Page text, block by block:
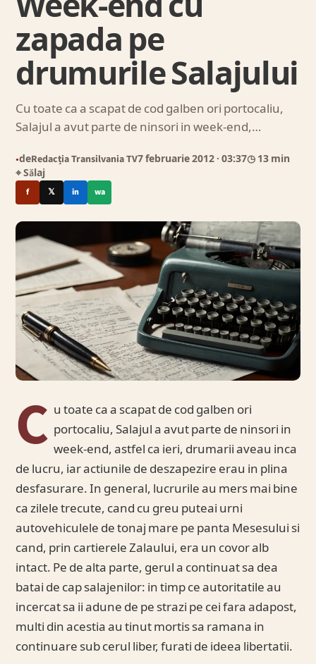
zapada pe
drumurile Salajului
Cu toate ca a scapat de cod galben ori portocaliu,
Salajul a avut parte de ninsori in week-end,…
●deRedacția Transilvania TV7 februarie 2012 · 03:37◷ 13 min
⌖ Sălaj
f 𝕏 in wa
C u toate ca a scapat de cod galben ori
portocaliu, Salajul a avut parte de ninsori in
week-end, astfel ca ieri, drumarii aveau inca
de lucru, iar actiunile de deszapezire erau in plina
desfasurare. In general, lucrurile au mers mai bine
ca zilele trecute, cand cu greu puteai urni
autovehiculele de tonaj mare pe panta Mesesului si
cand, prin cartierele Zalaului, era un covor alb
intact. Pe de alta parte, gerul a continuat sa dea
batai de cap salajenilor: in timp ce autoritatile au
incercat sa ii adune de pe strazi pe cei fara adapost,
multi din acestia au tinut mortis sa ramana in
continuare sub cerul liber, furati de ideea libertatii.